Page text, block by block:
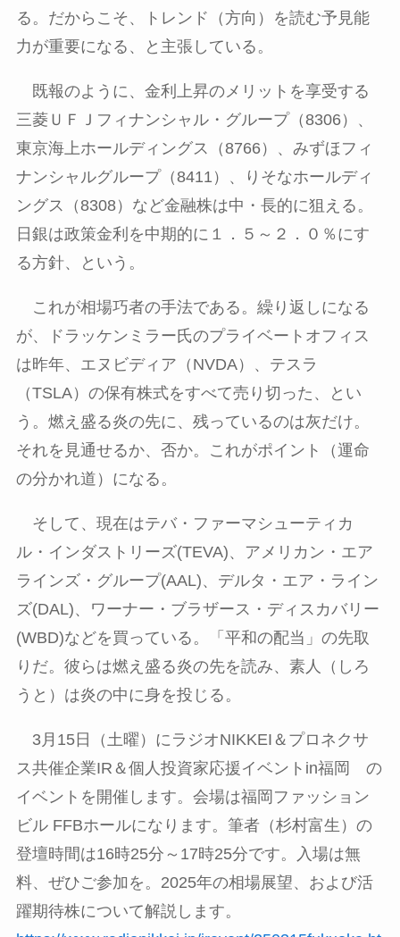
る。だからこそ、トレンド（方向）を読む予見能
力が重要になる、と主張している。
既報のように、金利上昇のメリットを享受する
三菱ＵＦＪフィナンシャル・グループ（8306）、
東京海上ホールディングス（8766）、みずほフィ
ナンシャルグループ（8411 ）、りそなホールディ
ングス（8308）など金融株は中・長的に狙える。
日銀は政策金利を中期的に１．５～２．０％にす
る方針、という。
これが相場巧者の手法である。繰り返しになる
が、ドラッケンミラー氏のプライベートオフィス
は昨年、エヌビディア（ NVDA）、テスラ
（TSLA）の保有株式をすべて売り切った、とい
う。燃え盛る炎の先に、残っているのは灰だけ。
それを見通せるか、否か。これがポイント（運命
の分かれ道）になる。
そして、現在はテバ・ファーマシューティカ
ル・インダストリーズ(TEVA)、アメリカン・エア
ラインズ・グループ(AAL)、デルタ・エア・ライン
ズ(DAL)、ワーナー・ブラザース・ディスカバリー
(WBD)などを買っている。「平和の配当」の先取
りだ。彼らは燃え盛る炎の先を読み、素人（しろ
うと）は炎の中に身を投じる。
3月 15日（土曜）にラジオNIKKEI ＆プロネクサ
ス共催企業IR ＆個人投資家応援イベント in福岡 の
イベントを開催します。会場は福岡ファッション
ビルFFBホールになります。筆者（杉村富生）の
登壇時間は16時25分～ 17時25分です。入場は無
料、ぜひご参加を。 2025年の相場展望、および活
躍期待株について解説します。